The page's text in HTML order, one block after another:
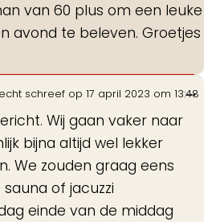
van 60 plus om een leuke
avond te beleven. Groetjes
schreef op 17 april 2023 om 13:48
Wij gaan vaker naar
bijna altijd wel lekker
We zouden graag eens
of jacuzzi
einde van de middag
...